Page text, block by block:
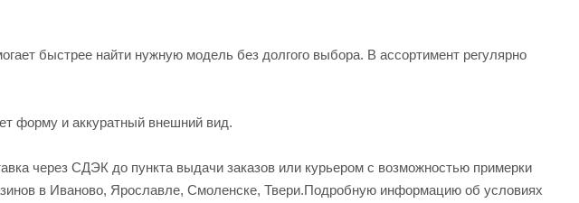
быстрее найти нужную модель без долгого выбора. В ассортимент регулярно
форму и аккуратный внешний вид.
через СДЭК до пункта выдачи заказов или курьером с возможностью примерки
в Иваново, Ярославле, Смоленске, Твери.Подробную информацию об условиях